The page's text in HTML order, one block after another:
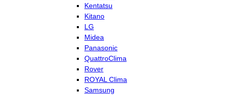
Kentatsu
Kitano
LG
Midea
Panasonic
QuattroClima
Rover
ROYAL Clima
Samsung